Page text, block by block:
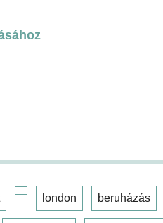
london beruházás